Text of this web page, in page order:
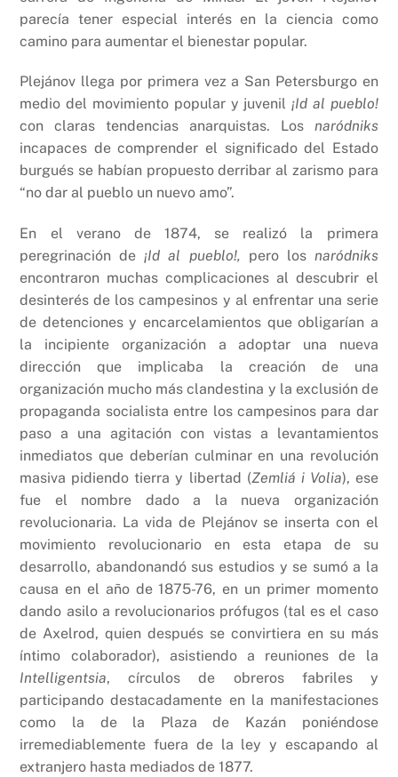
parecía tener especial interés en la ciencia como
camino para aumentar el bienestar popular.
Plejánov llega por primera vez a San Petersburgo en
medio del movimiento popular y juvenil¡Id al pueblo!
con claras tendencias anarquistas. Los naródniks
incapaces de comprender el significado del Estado
burgués se habían propuesto derribar al zarismo para
“no dar al pueblo un nuevo amo”.
En el verano de 1874, se realizó la primera
peregrinación de¡Id al pueblo!, pero los naródniks
encontraron muchas complicaciones al descubrir el
desinterés de los campesinos y al enfrentar una serie
de detenciones y encarcelamientos que obligarían a
la incipiente organización a adoptar una nueva
dirección que implicaba la creación de una
organización mucho más clandestina y la exclusión de
propaganda socialista entre los campesinos para dar
paso a una agitación con vistas a levantamientos
inmediatos que deberían culminar en una revolución
masiva pidiendo tierra y libertad (Zemliá i Volia), ese
fue el nombre dado a la nueva organización
revolucionaria. La vida de Plejánov se inserta con el
movimiento revolucionario en esta etapa de su
desarrollo, abandonandó sus estudios y se sumó a la
causa en el año de 1875-76, en un primer momento
dando asilo a revolucionarios prófugos (tal es el caso
de Axelrod, quien después se convirtiera en su más
íntimo colaborador), asistiendo a reuniones de la
Intelligentsia, círculos de obreros fabriles y
participando destacadamente en la manifestaciones
como la de la Plaza de Kazán poniéndose
irremediablemente fuera de la ley y escapando al
extranjero hasta mediados de 1877.